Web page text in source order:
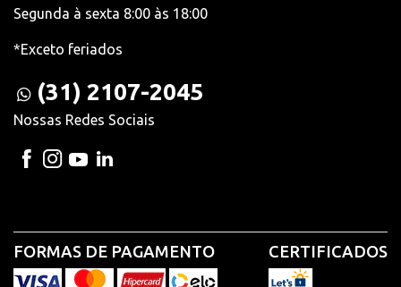
Segunda à sexta 8:00 às 18:00
*Exceto feriados
(31) 2107-2045
Nossas Redes Sociais
FORMAS DE PAGAMENTO CERTIFICADOS